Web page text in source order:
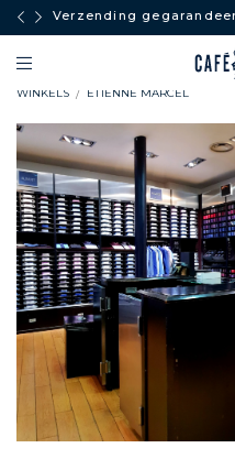
Verzending
WINKELS ETIENNE MARCEL